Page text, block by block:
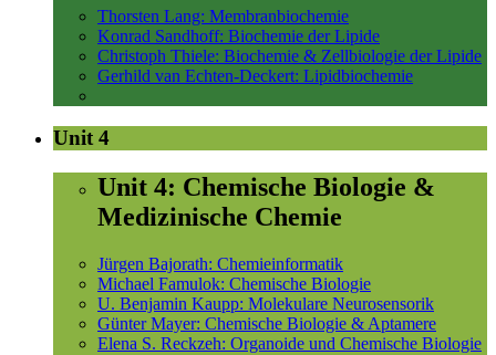
Thorsten Lang: Membranbiochemie
Konrad Sandhoff: Biochemie der Lipide
Christoph Thiele: Biochemie & Zellbiologie der Lipide
Gerhild van Echten-Deckert: Lipidbiochemie
Unit 4
Unit 4: Chemische Biologie &
Medizinische Chemie
Jürgen Bajorath: Chemieinformatik
Michael Famulok: Chemische Biologie
U. Benjamin Kaupp: Molekulare Neurosensorik
Günter Mayer: Chemische Biologie & Aptamere
Elena S. Reckzeh: Organoide und Chemische Biologie